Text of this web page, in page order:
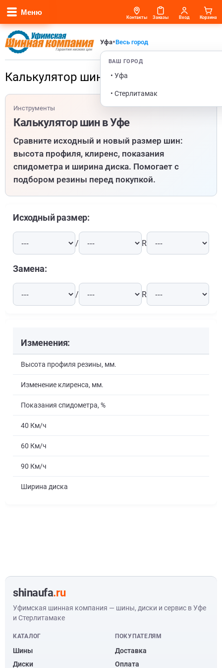
Меню
Уфа•Весь город
ВАШ ГОРОД
• Уфа
• Стерлитамак
Контакты Заказы Вход Корзина
Калькулятор шин в Уфе
Инструменты
Калькулятор шин в Уфе
Сравните исходный и новый размер шин:
высота профиля, клиренс, показания
спидометра и ширина диска. Помогает с
подбором резины перед покупкой.
Исходный размер:
/ R
Замена:
/ R
Изменения:
Высота профиля резины, мм.
Изменение клиренса, мм.
Показания спидометра, %
40 Км/ч
60 Км/ч
90 Км/ч
Ширина диска
shinaufa.ru
Уфимская шинная компания — шины, диски и сервис в Уфе
и Стерлитамаке
КАТАЛОГ
Шины
Диски
ПОКУПАТЕЛЯМ
Доставка
Оплата